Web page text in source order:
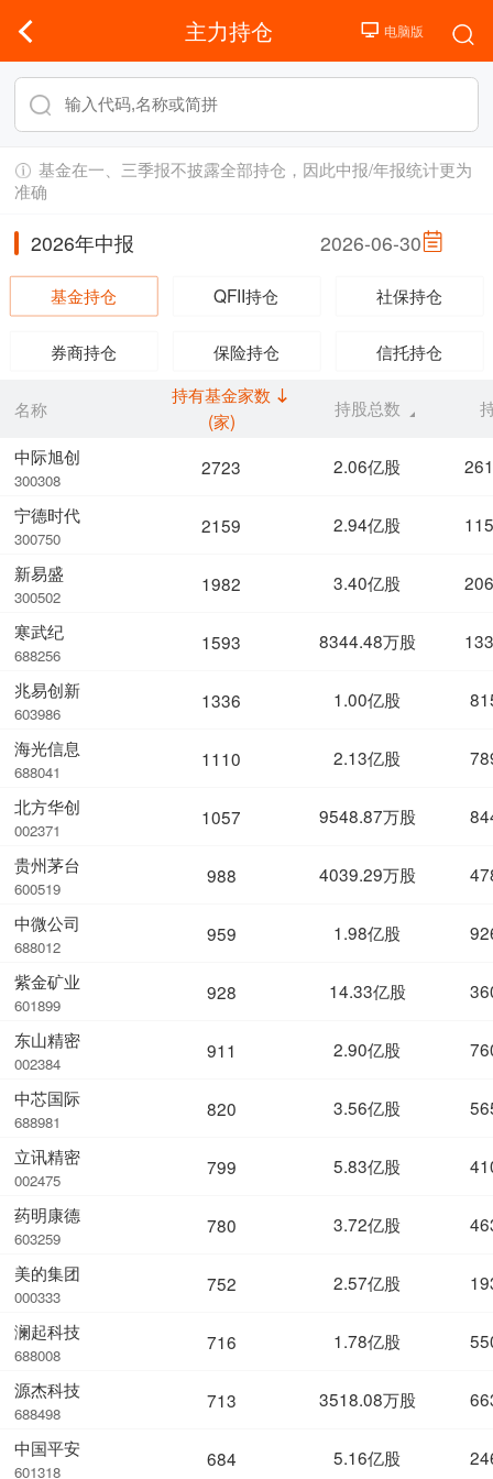
主力持仓
基金在一、三季报不披露全部持仓，因此中报/年报统计更为
准确
2026年中报 2026-06-30
基金持仓 QFII持仓 社保持仓
券商持仓 保险持仓 信托持仓
名称
中际旭创
300308
宁德时代
300750
新易盛
300502
寒武纪
688256
兆易创新
603986
海光信息
688041
北方华创
002371
贵州茅台
600519
中微公司
688012
紫金矿业
601899
东山精密
002384
中芯国际
688981
立讯精密
002475
药明康德
603259
美的集团
000333
澜起科技
688008
源杰科技
688498
中国平安
601318
持有基金家数
(家)
持股总数
2723 2.06亿股
2159 2.94亿股
1982 3.40亿股
1593 8344.48万股
1336 1.00亿股
1110 2.13亿股
1057 9548.87万股
988 4039.29万股
959 1.98亿股
928 14.33亿股
911 2.90亿股
820 3.56亿股
799 5.83亿股
780 3.72亿股
752 2.57亿股
716 1.78亿股
713 3518.08万股
684 5.16亿股